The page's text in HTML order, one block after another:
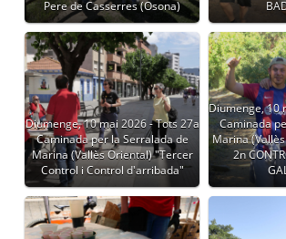
Pere de Casserres (Osona)
Diumenge, 10 mai 2026 - Tots 27a
Caminada per la Serralada de
Marina (Vallès Oriental) "Tercer
Control i Control d'arribada"
Diumenge, 10
Caminada
Marina
2n